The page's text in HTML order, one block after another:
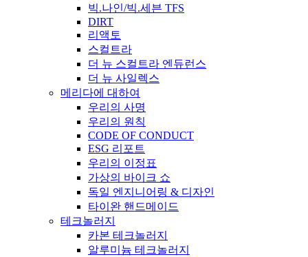
빅.나인/빅.세븐 TFS
DIRT
리액토
스컬트라
더 뉴 스컬트라 엔듀런스
더 뉴 사일렉스
메리다에 대하여
우리의 사명
우리의 원칙
CODE OF CONDUCT
ESG 리포트
우리의 이정표
가상의 바이크 쇼
독일 엔지니어링 & 디자인
타이완 핸드메이드
테크놀러지
카본 테크놀러지
알루미늄 테크놀러지